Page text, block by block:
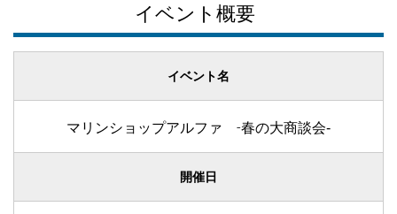
イベント概要
イベント名
マリンショップアルファ -春の大商談会‐
開催日